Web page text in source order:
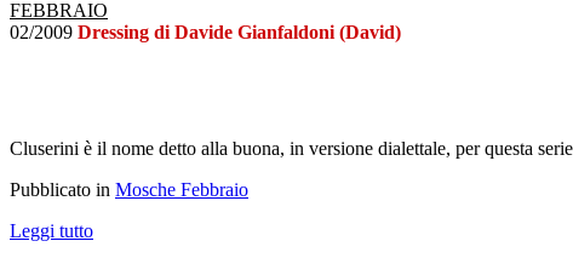
FEBBRAIO
02/2009 Dressing di Davide Gianfaldoni (David)
Cluserini è il nome detto alla buona, in versione dialettale, per questa
Pubblicato in Mosche Febbraio
Leggi tutto